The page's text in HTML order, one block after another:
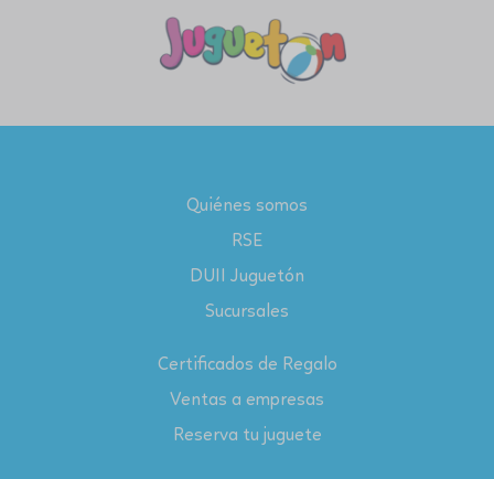
Quiénes somos
RSE
DUII Juguetón
Sucursales
Certificados de Regalo
Ventas a empresas
Reserva tu juguete